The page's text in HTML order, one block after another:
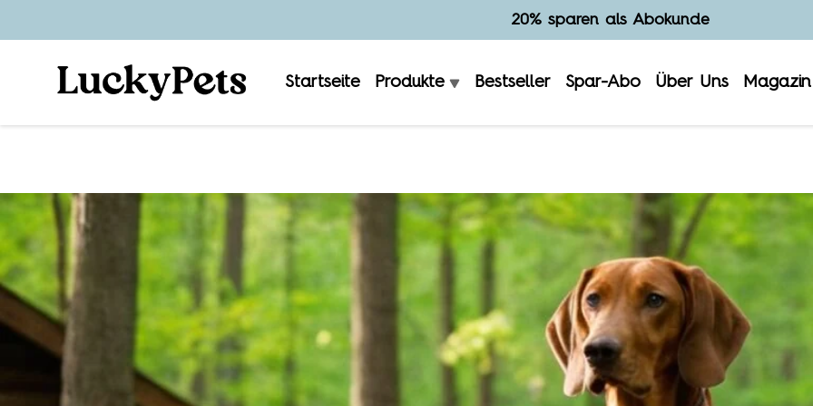
Hergestellt in Deutschland
Startseite Produkte Bestseller Spar-Abo Über Uns Magazin